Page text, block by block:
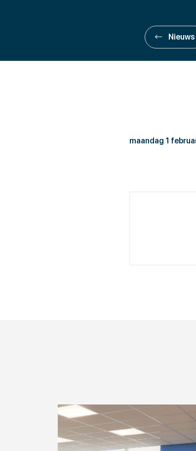
Nieuws
maandag 1